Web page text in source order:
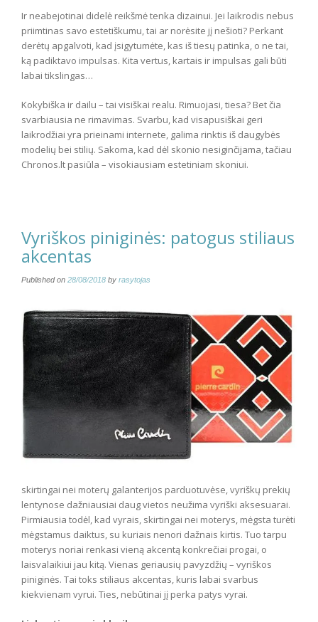
Ir neabejotinai didelė reikšmė tenka dizainui. Jei laikrodis nebus
priimtinas savo estetiškumu, tai ar norėsite jį nešioti? Perkant
derėtų apgalvoti, kad įsigytumėte, kas iš tiesų patinka, o ne tai,
ką padiktavo impulsas. Kita vertus, kartais ir impulsas gali būti
labai tikslingas…
Kokybiška ir dailu – tai visiškai realu. Rimuojasi, tiesa? Bet čia
svarbiausia ne rimavimas. Svarbu, kad visapusiškai geri
laikrodžiai yra prieinami internete, galima rinktis iš daugybės
modelių bei stilių. Sakoma, kad dėl skonio nesiginčijama, tačiau
Chronos.lt pasiūla – visokiausiam estetiniam skoniui.
Vyriškos piniginės: patogus stiliaus
akcentas
Published on 28/08/2018 by rasytojas
skirtingai nei moterų galanterijos parduotuvėse, vyriškų prekių
lentynose dažniausiai daug vietos neužima vyriški aksesuarai.
Pirmiausia todėl, kad vyrais, skirtingai nei moterys, mėgsta turėti
mėgstamus daiktus, su kuriais nenori dažnais kirtis. Tuo tarpu
moterys noriai renkasi vieną akcentą konkrečiai progai, o
laisvalaikiui jau kitą. Vienas geriausių pavyzdžių – vyriškos
piniginės. Tai toks stiliaus akcentas, kuris labai svarbus
kiekvienam vyrui. Ties, nebūtinai jį perka patys vyrai.